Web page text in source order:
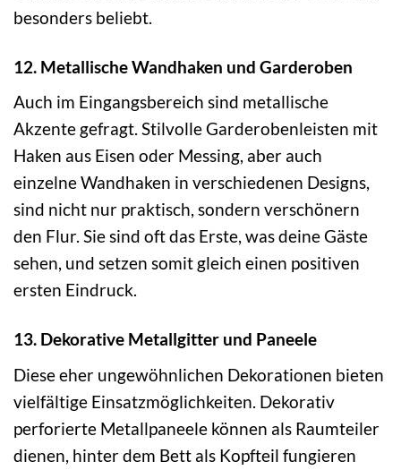
besonders beliebt.
12. Metallische Wandhaken und Garderoben
Auch im Eingangsbereich sind metallische
Akzente gefragt. Stilvolle Garderobenleisten mit
Haken aus Eisen oder Messing, aber auch
einzelne Wandhaken in verschiedenen Designs,
sind nicht nur praktisch, sondern verschönern
den Flur. Sie sind oft das Erste, was deine Gäste
sehen, und setzen somit gleich einen positiven
ersten Eindruck.
13. Dekorative Metallgitter und Paneele
Diese eher ungewöhnlichen Dekorationen bieten
vielfältige Einsatzmöglichkeiten. Dekorativ
perforierte Metallpaneele können als Raumteiler
dienen, hinter dem Bett als Kopfteil fungieren